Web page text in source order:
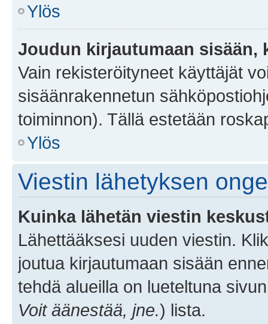
Ylös
Joudun kirjautumaan sisään,
Vain rekisteröityneet käyttäjät
sisäänrakennetun
toiminnon). Tällä estetään
Ylös
Viestin lähetyksen
Kuinka lähetän viestin
Lähettääksesi uuden viestin.
joutua kirjautumaan sisään
tehdä alueilla on lueteltuna
Voit äänestää, jne.) lista.